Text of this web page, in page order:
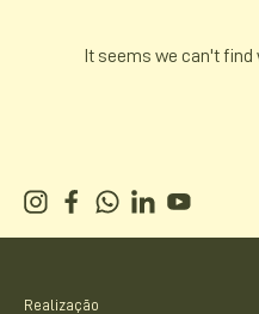
It seems we can't find
Realização